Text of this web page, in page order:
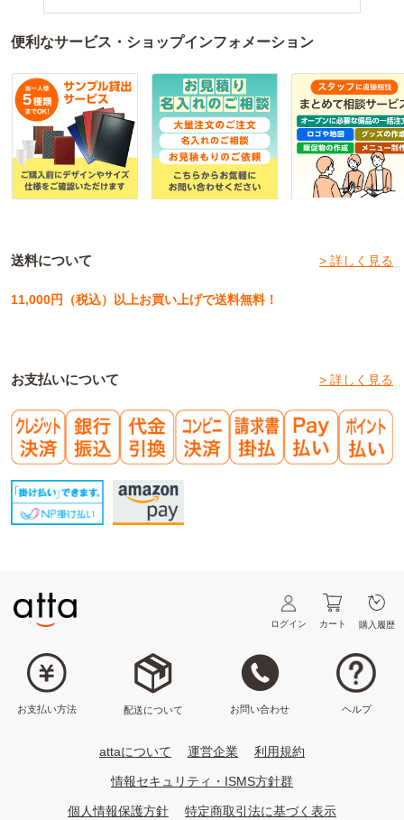
便利なサービス・ショップインフォメーション
送料について > 詳しく見る
11,000円（税込）以上お買い上げで送料無料！
お支払いについて > 詳しく見る
ログイン カート 購入履歴
お支払い方法 配送について お問い合わせ ヘルプ
attaについて 運営企業 利用規約
情報セキュリティ・ISMS方針群
個人情報保護方針 特定商取引法に基づく表示